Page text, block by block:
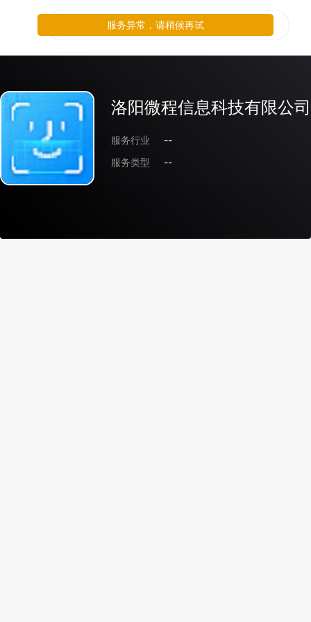
洛阳微程信息科技有限公司
服务行业
--
服务类型
--
服务异常，请稍候再试